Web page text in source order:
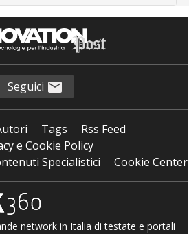
Seguici
Tags
Rss Feed
e Cookie Policy
Specialistici
Cookie Center
network in Italia di testate e portali